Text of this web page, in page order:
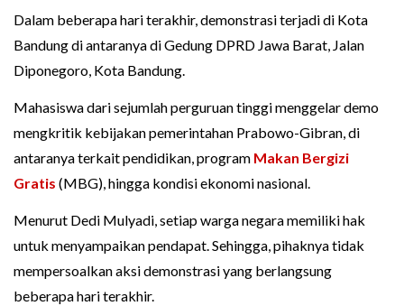
Dalam beberapa hari terakhir, demonstrasi terjadi di Kota
Bandung di antaranya di Gedung DPRD Jawa Barat, Jalan
Diponegoro, Kota Bandung.
Mahasiswa dari sejumlah perguruan tinggi menggelar demo
mengkritik kebijakan pemerintahan Prabowo-Gibran, di
antaranya terkait pendidikan, program Makan Bergizi
Gratis (MBG), hingga kondisi ekonomi nasional.
Menurut Dedi Mulyadi, setiap warga negara memiliki hak
untuk menyampaikan pendapat. Sehingga, pihaknya tidak
mempersoalkan aksi demonstrasi yang berlangsung
beberapa hari terakhir.